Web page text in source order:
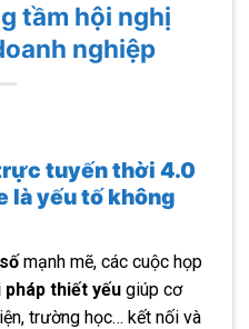
tầm hội nghị
nghiệp
tuyến thời 4.0
là yếu tố không
mạnh mẽ, các cuộc họp
pháp thiết yếu giúp cơ
trường học… kết nối và